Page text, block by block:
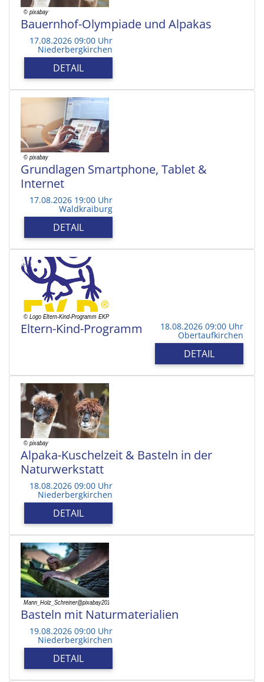
Bauernhof-Olympiade und Alpakas
17.08.2026 09:00 Uhr
Niederbergkirchen
DETAIL
Grundlagen Smartphone, Tablet &
Internet
17.08.2026 19:00 Uhr
Waldkraiburg
DETAIL
Eltern-Kind-Programm 18.08.2026 09:00 Uhr
Obertaufkirchen
DETAIL
Alpaka-Kuschelzeit & Basteln in der
Naturwerkstatt
18.08.2026 09:00 Uhr
Niederbergkirchen
DETAIL
Basteln mit Naturmaterialien
19.08.2026 09:00 Uhr
Niederbergkirchen
DETAIL